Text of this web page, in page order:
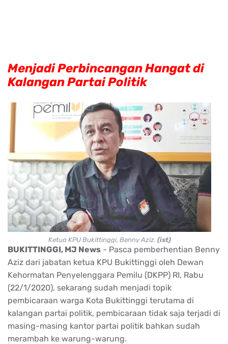
Menjadi Perbincangan Hangat di
Kalangan Partai Politik
Ketua KPU Bukittinggi, Benny Aziz. (ist)
BUKITTINGGI, MJ News - Pasca pemberhentian Benny
Aziz dari jabatan ketua KPU Bukittinggi oleh Dewan
Kehormatan Penyelenggara Pemilu (DKPP) RI, Rabu
(22/1/2020), sekarang sudah menjadi topik
pembicaraan warga Kota Bukittinggi terutama di
kalangan partai politik, pembicaraan tidak saja terjadi di
masing-masing kantor partai politik bahkan sudah
merambah ke warung-warung.